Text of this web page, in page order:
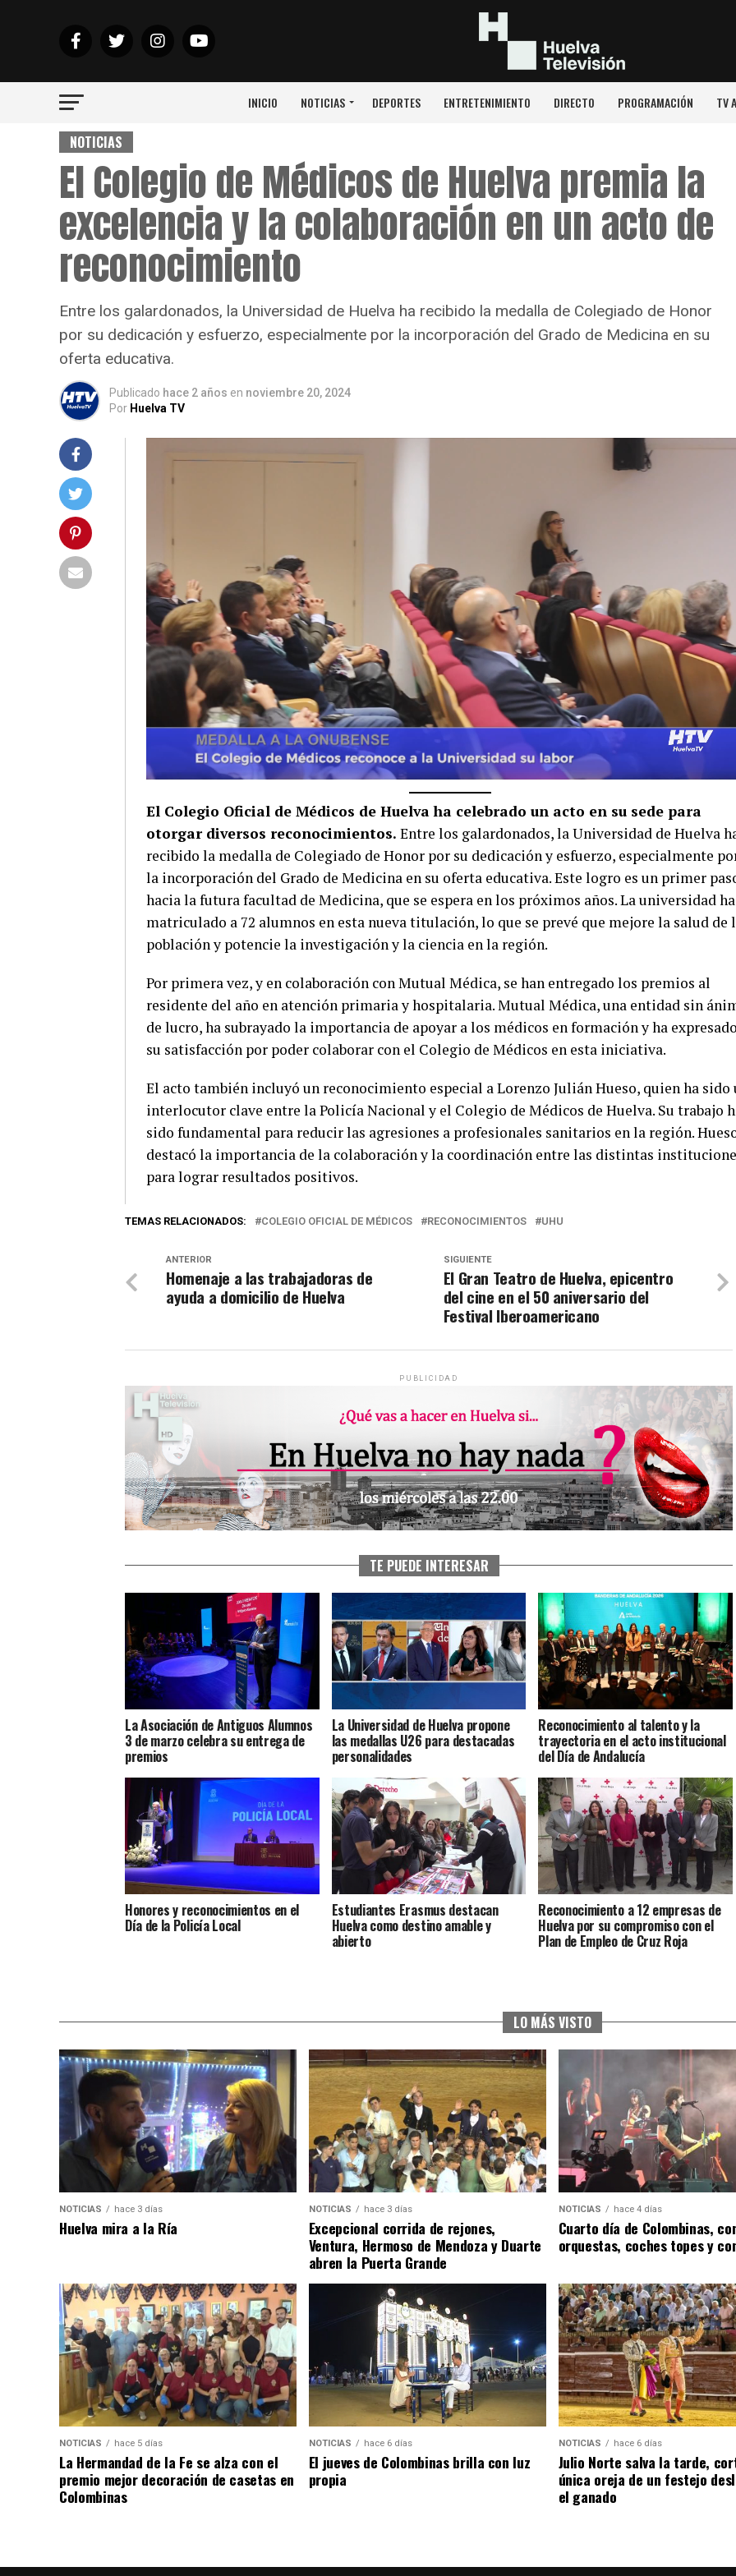
INICIO NOTICIAS DEPORTES ENTRETENIMIENTO DIRECTO PROGRAMACIÓN TV
NOTICIAS
El Colegio de Médicos de Huelva premia la
excelencia y la colaboración en un acto de
reconocimiento
Entre los galardonados, la Universidad de Huelva ha recibido la medalla de Colegiado de Honor
por su dedicación y esfuerzo, especialmente por la incorporación del Grado de Medicina en su
oferta educativa.
Publicado hace 2 años en noviembre 20, 2024
Por Huelva TV
El Colegio Oficial de Médicos de Huelva ha celebrado un acto en su sede para
otorgar diversos reconocimientos. Entre los galardonados, la Universidad de Huelva
recibido la medalla de Colegiado de Honor por su dedicación y esfuerzo, especialmente
la incorporación del Grado de Medicina en su oferta educativa. Este logro es un primer
hacia la futura facultad de Medicina, que se espera en los próximos años. La universidad ha
matriculado a 72 alumnos en esta nueva titulación, lo que se prevé que mejore la salud de
población y potencie la investigación y la ciencia en la región.
Por primera vez, y en colaboración con Mutual Médica, se han entregado los premios al
residente del año en atención primaria y hospitalaria. Mutual Médica, una entidad sin
de lucro, ha subrayado la importancia de apoyar a los médicos en formación y ha expresado
su satisfacción por poder colaborar con el Colegio de Médicos en esta iniciativa.
El acto también incluyó un reconocimiento especial a Lorenzo Julián Hueso, quien ha sido
interlocutor clave entre la Policía Nacional y el Colegio de Médicos de Huelva. Su trabajo
sido fundamental para reducir las agresiones a profesionales sanitarios en la región.
destacó la importancia de la colaboración y la coordinación entre las distintas
para lograr resultados positivos.
TEMAS RELACIONADOS: COLEGIO OFICIAL DE MÉDICOS RECONOCIMIENTOS UHU
SIGUIENTE
El Gran Teatro de Huelva, epicentro
del cine en el 50 aniversario del
Festival Iberoamericano
ANTERIOR
Homenaje a las trabajadoras de
ayuda a domicilio de Huelva
PUBLICIDAD
TE PUEDE INTERESAR
La Asociación de Antiguos Alumnos
3 de marzo celebra su entrega de
premios
La Universidad de Huelva propone
las medallas U26 para destacadas
personalidades
Reconocimiento al talento y la
trayectoria en el acto institucional
del Día de Andalucía
Honores y reconocimientos en el
Día de la Policía Local
Estudiantes Erasmus destacan
Huelva como destino amable y
abierto
Reconocimiento a 12 empresas de
Huelva por su compromiso con el
Plan de Empleo de Cruz Roja
LO MÁS VISTO
NOTICIAS hace 3 días
Huelva mira a la Ría
NOTICIAS hace 3 días
Excepcional corrida de rejones,
Ventura, Hermoso de Mendoza y Duarte
abren la Puerta Grande
NOTICIAS hace 4 días
Cuarto día de Colombinas,
orquestas, coches topes y
NOTICIAS hace 5 días
La Hermandad de la Fe se alza con el
premio mejor decoración de casetas en
Colombinas
NOTICIAS hace 6 días
El jueves de Colombinas brilla con luz
propia
NOTICIAS hace 6 días
Julio Norte salva la tarde,
única oreja de un festejo
el ganado